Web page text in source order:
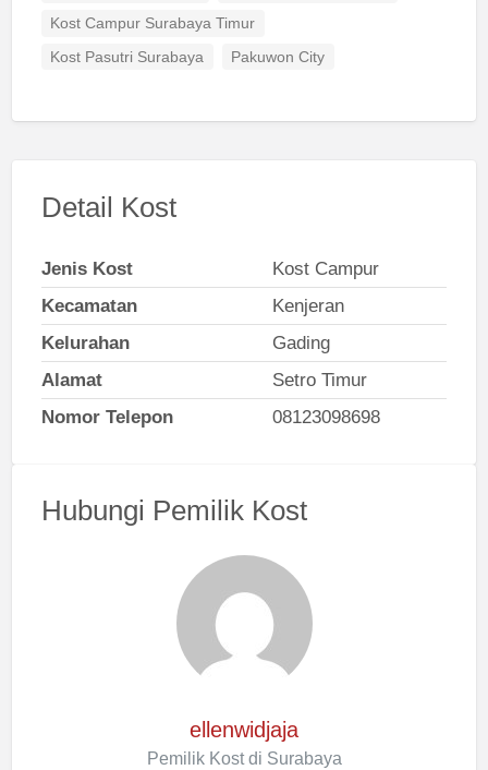
Kost Campur Surabaya Timur
Kost Pasutri Surabaya Pakuwon City
Detail Kost
Jenis Kost
Kost Campur
Kecamatan
Kenjeran
Kelurahan
Gading
Alamat
Setro Timur
Nomor Telepon
08123098698
Hubungi Pemilik Kost
ellenwidjaja
Pemilik Kost di Surabaya